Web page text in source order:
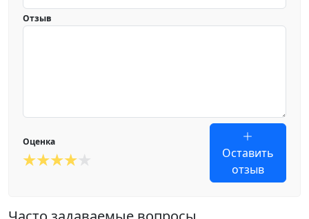
Отзыв
Оценка
Оставить
отзыв